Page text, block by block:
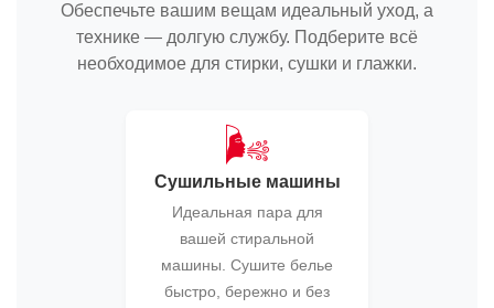
Обеспечьте вашим вещам идеальный уход, а
технике — долгую службу. Подберите всё
необходимое для стирки, сушки и глажки.
🌬️
Сушильные машины
Идеальная пара для
вашей стиральной
машины. Сушите белье
быстро, бережно и без